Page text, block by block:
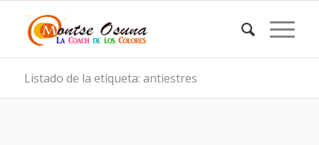
Listado de la etiqueta: antiestres